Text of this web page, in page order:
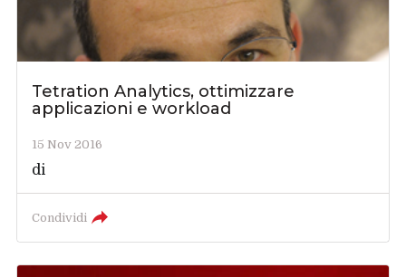
Tetration Analytics, ottimizzare
applicazioni e workload
15 Nov 2016
di
Condividi